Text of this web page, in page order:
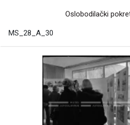
Oslobodilački
MS_28_A_30